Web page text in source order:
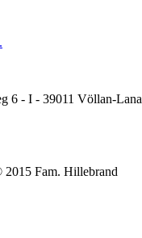
6 - I - 39011 Völlan-Lana
2015 Fam. Hillebrand